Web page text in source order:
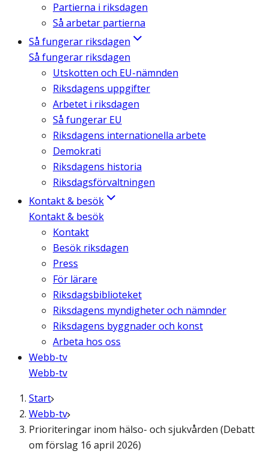
Partierna i riksdagen
Så arbetar partierna
Så fungerar riksdagen
Så fungerar riksdagen
Utskotten och EU-nämnden
Riksdagens uppgifter
Arbetet i riksdagen
Så fungerar EU
Riksdagens internationella arbete
Demokrati
Riksdagens historia
Riksdagsförvaltningen
Kontakt & besök
Kontakt & besök
Kontakt
Besök riksdagen
Press
För lärare
Riksdagsbiblioteket
Riksdagens myndigheter och nämnder
Riksdagens byggnader och konst
Arbeta hos oss
Webb-tv
Webb-tv
Start
Webb-tv
Prioriteringar inom hälso- och sjukvården (Debatt
om förslag 16 april 2026)